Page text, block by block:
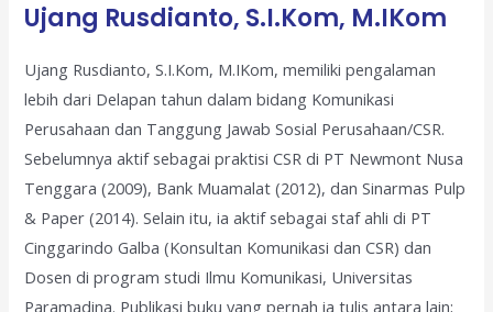
Ujang Rusdianto, S.I.Kom, M.IKom
Ujang Rusdianto, S.I.Kom, M.IKom, memiliki pengalaman
lebih dari Delapan tahun dalam bidang Komunikasi
Perusahaan dan Tanggung Jawab Sosial Perusahaan/CSR.
Sebelumnya aktif sebagai praktisi CSR di PT Newmont Nusa
Tenggara (2009), Bank Muamalat (2012), dan Sinarmas Pulp
& Paper (2014). Selain itu, ia aktif sebagai staf ahli di PT
Cinggarindo Galba (Konsultan Komunikasi dan CSR) dan
Dosen di program studi Ilmu Komunikasi, Universitas
Paramadina. Publikasi buku yang pernah ia tulis antara lain;